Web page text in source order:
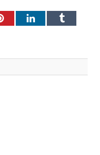
PinterestLinkedInTumblr